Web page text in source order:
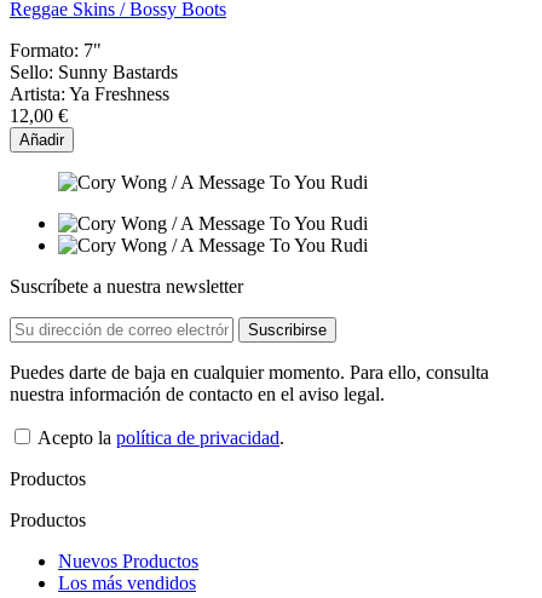
Reggae Skins / Bossy Boots
Formato: 7"
Sello: Sunny Bastards
Artista: Ya Freshness
12,00 €
Añadir
Suscríbete a nuestra newsletter
Puedes darte de baja en cualquier momento. Para ello, consulta
nuestra información de contacto en el aviso legal.
Acepto la política de privacidad.
Productos
Productos
Nuevos Productos
Los más vendidos